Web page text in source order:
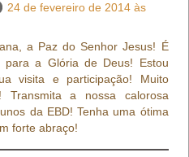
24 de fevereiro de 2014 às
a Paz do Senhor Jesus! É
a Glória de Deus! Estou
visita e participação! Muito
Transmita a nossa calorosa
da EBD! Tenha uma ótima
forte abraço!